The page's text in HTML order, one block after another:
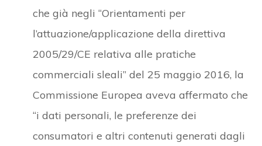
che già negli “Orientamenti per
l’attuazione/applicazione della direttiva
2005/29/CE relativa alle pratiche
commerciali sleali” del 25 maggio 2016, la
Commissione Europea aveva affermato che
“i dati personali, le preferenze dei
consumatori e altri contenuti generati dagli